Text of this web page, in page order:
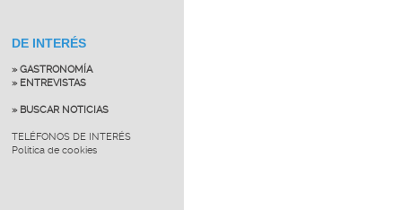
DE INTERÉS
» GASTRONOMÍA
» ENTREVISTAS
» BUSCAR NOTICIAS
TELÉFONOS DE INTERÉS
Política de cookies